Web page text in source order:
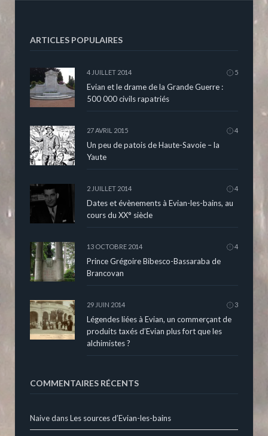
ARTICLES POPULAIRES
4 JUILLET 2014 5
Evian et le drame de la Grande Guerre :
500 000 civils rapatriés
27 AVRIL 2015 4
Un peu de patois de Haute-Savoie – la
Yaute
2 JUILLET 2014 4
Dates et évènements à Evian-les-bains, au
cours du XX° siècle
13 OCTOBRE 2014 4
Prince Grégoire Bibesco-Bassaraba de
Brancovan
29 JUIN 2014 3
Légendes liées à Evian, un commerçant de
produits taxés d’Evian plus fort que les
alchimistes ?
COMMENTAIRES RÉCENTS
NaivedansLes sources d’Evian-les-bains